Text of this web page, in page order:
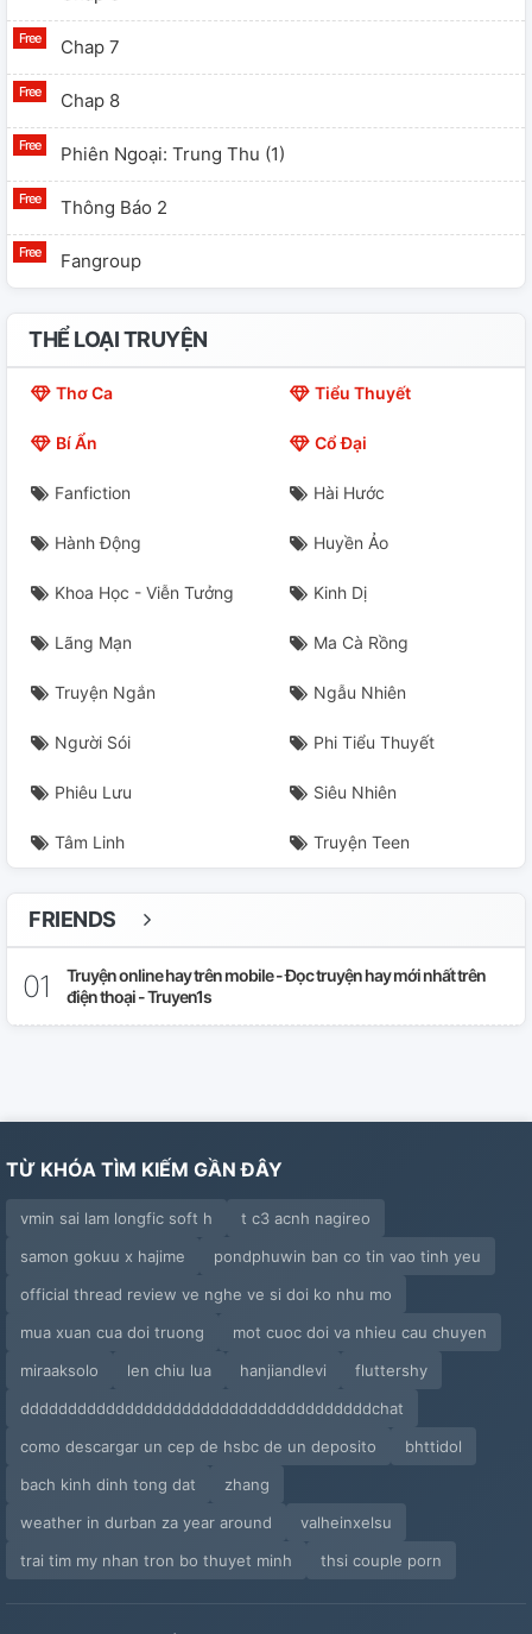
Chap 7
Chap 8
Phiên Ngoại: Trung Thu (1)
Thông Báo 2
Fangroup
THỂ LOẠI TRUYỆN
Thơ Ca Tiểu Thuyết
Bí Ẩn Cổ Đại
Fanfiction Hài Hước
Hành Động Huyền Ảo
Khoa Học - Viễn Tưởng Kinh Dị
Lãng Mạn Ma Cà Rồng
Truyện Ngắn Ngẫu Nhiên
Người Sói Phi Tiểu Thuyết
Phiêu Lưu Siêu Nhiên
Tâm Linh Truyện Teen
FRIENDS
Truyện online hay trên mobile - Đọc truyện hay mới nhất trên
điện thoại - Truyen1s
TỪ KHÓA TÌM KIẾM GẦN ĐÂY
vmin sai lam longfic soft h
t c3 acnh nagireo
samon gokuu x hajime
pondphuwin ban co tin vao tinh yeu
official thread review ve nghe ve si doi ko nhu mo
mua xuan cua doi truong
mot cuoc doi va nhieu cau chuyen
miraaksolo
len chiu lua hanjiandlevi
fluttershy
dddddddddddddddddddddddddddddddddddddchat
como descargar un cep de hsbc de un deposito
bhttidol
bach kinh dinh tong dat
zhang
weather in durban za year around
valheinxelsu
trai tim my nhan tron bo thuyet minh
thsi couple porn